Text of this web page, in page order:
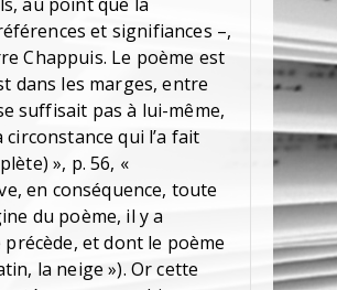
et signifiances –,
Chappuis. Le poème est
dans les marges, entre
suffisait pas à lui-même,
qui l’a fait
», p. 56, «
en conséquence, toute
du poème, il y a
et dont le poème
la neige »). Or cette